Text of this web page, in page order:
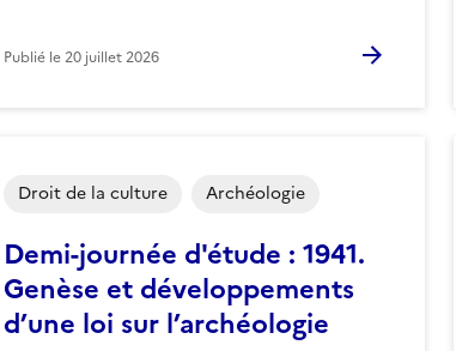
Publié le20 juillet 2026
Demi-journée d'étude : 1941.
Genèse et développements
d’une loi sur l’archéologie
Droit de la culture Archéologie